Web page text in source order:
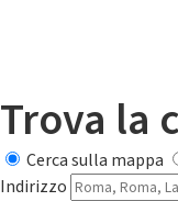
Trova la
Cerca sulla mappa
Indirizzo